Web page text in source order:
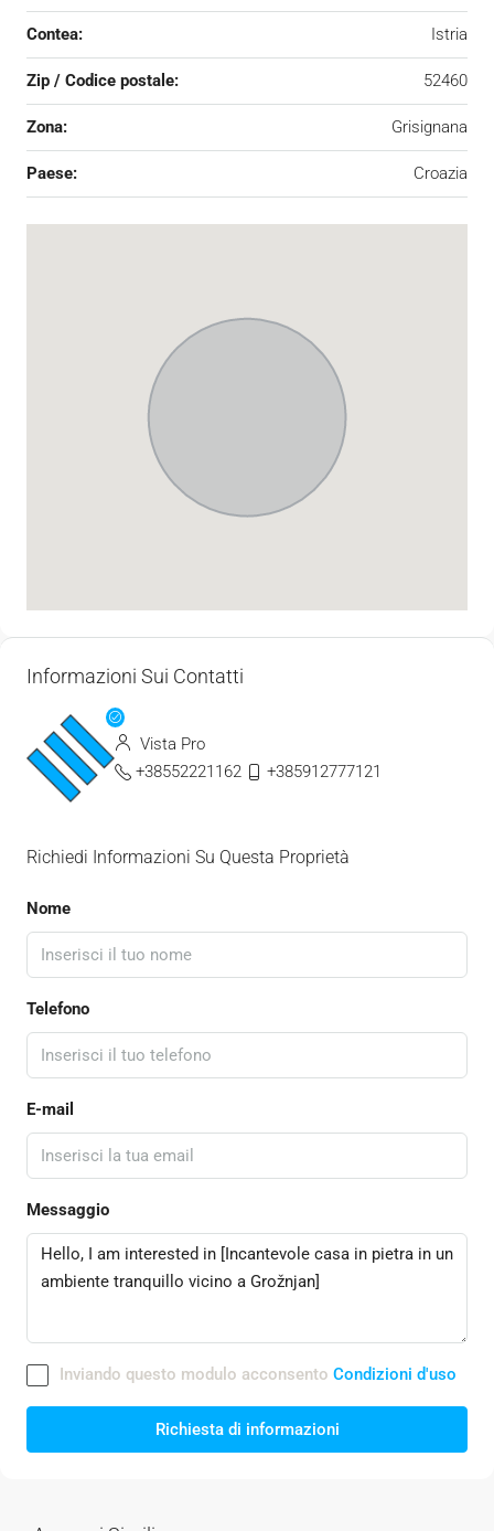
Contea: Istria
Zip / Codice postale: 52460
Zona: Grisignana
Paese: Croazia
Informazioni Sui Contatti
Vista Pro
+38552221162
+385912777121
Richiedi Informazioni Su Questa Proprietà
Nome
Telefono
E-mail
Messaggio
Inviando questo modulo acconsento Condizioni d'uso
Richiesta di informazioni